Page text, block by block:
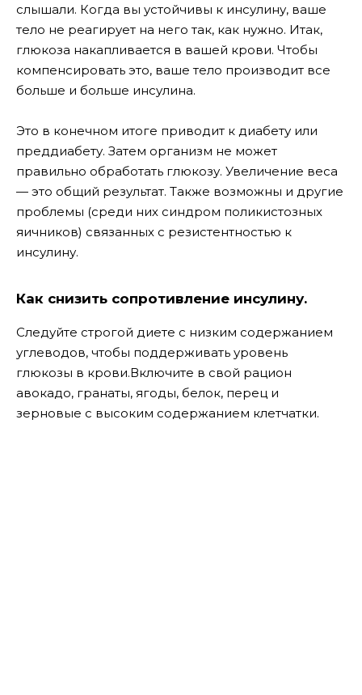
слышали. Когда вы устойчивы к инсулину, ваше
тело не реагирует на него так, как нужно. Итак,
глюкоза накапливается в вашей крови. Чтобы
компенсировать это, ваше тело производит все
больше и больше инсулина.
Это в конечном итоге приводит к диабету или
преддиабету. Затем организм не может
правильно обработать глюкозу. Увеличение веса
— это общий результат. Также возможны и другие
проблемы (среди них синдром поликистозных
яичников) связанных с резистентностью к
инсулину.
Как снизить сопротивление инсулину.
Следуйте строгой диете с низким содержанием
углеводов, чтобы поддерживать уровень
глюкозы в крови.Включите в свой рацион
авокадо, гранаты, ягоды, белок, перец и
зерновые с высоким содержанием клетчатки.